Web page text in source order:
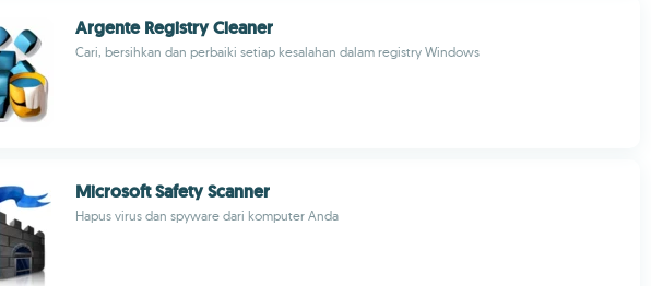
Argente Registry Cleaner
Cari, bersihkan dan perbaiki setiap kesalahan dalam registry Windows
Microsoft Safety Scanner
Hapus virus dan spyware dari komputer Anda